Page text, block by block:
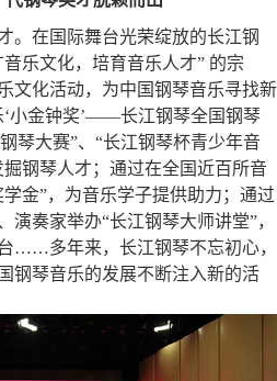
。在国际舞台光荣绽放的长江钢
乐文化，培育音乐人才” 的宗
文化活动，为中国钢琴音乐寻找新
‘小金钟奖’——长江钢琴全国钢琴
琴大赛”、“长江钢琴杯青少年音
钢琴人才；通过在全国近百所音
金”，为音乐学子提供助力；通过
奏家举办“长江钢琴大师讲堂”，
……多年来，长江钢琴不忘初心，
钢琴音乐的发展不断注入新的活